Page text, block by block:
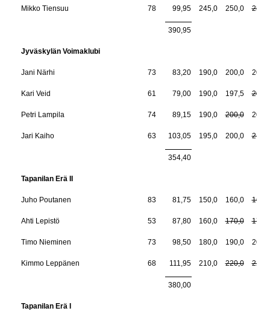
Mikko Tiensuu 78 99,95 245,0 250,0 255,0
390,95
Jyväskylän Voimaklubi
Jani Närhi 73 83,20 190,0 200,0 207,5
Kari Veid 61 79,00 190,0 197,5 200,0
Petri Lampila 74 89,15 190,0 200,0 200,0
Jari Kaiho 63 103,05 195,0 200,0 217,5
354,40
Tapanilan Erä II
Juho Poutanen 83 81,75 150,0 160,0 165,0
Ahti Lepistö 53 87,80 160,0 170,0 170,0
Timo Nieminen 73 98,50 180,0 190,0 200,0
Kimmo Leppänen 68 111,95 210,0 220,0 220,0
380,00
Tapanilan Erä I